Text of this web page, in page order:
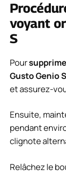
voyant
S
Pour
Gusto Genio S
et assurez-
Ensuite,
pendant
clignote
Relâchez le